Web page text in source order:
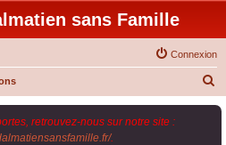
sans Famille
Connexion
retrouvez-nous sur notre site :
.